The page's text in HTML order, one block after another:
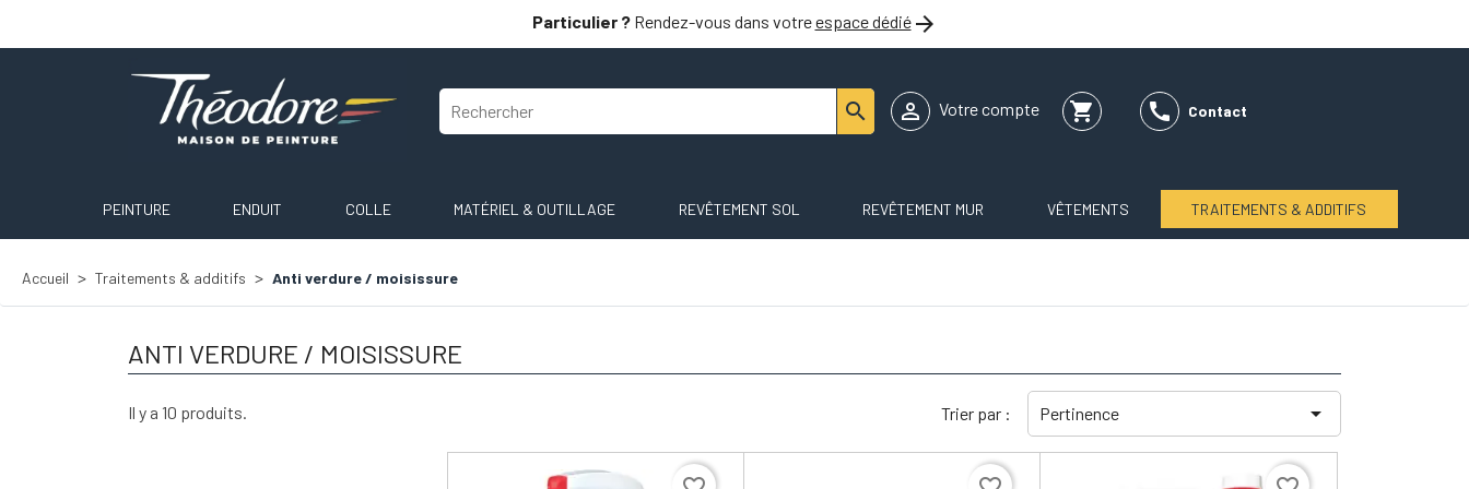
Particulier ?Rendez-vous dans votreespace dédié
  Votre compte shopping_cart  Contact
PEINTURE ENDUIT COLLE MATÉRIEL & OUTILLAGE REVÊTEMENT SOL REVÊTEMENT MUR VÊTEMENTS TRAITEMENTS & ADDITIFS
Accueil Traitements & additifs Anti verdure / moisissure
ANTI VERDURE / MOISISSURE
Il y a 10 produits. Trier par : Pertinence 